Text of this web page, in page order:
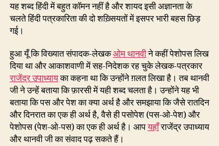
यह शब्द हिंदी में बहुत कॉमन नहीं है और शायद इसी अज्ञानता के
चलते हिंदी पत्रकारिता की दो शख़्सियतों में इसपर भारी बहस छिड़
गई।
हुआ यूँ कि विख्यात संपादक-लेखकओम थानवीने कहीं पेशोपस लिख
दिया था और आकाशवाणी में सह-निदेशक रह चुके लेखक-पत्रकार
राजेंद्र उपाध्यायका कहना था कि उन्होंने ग़लत लिखा है। तब थानवी
जी ने उन्हें बताया कि फ़ारसी में यही शब्द चलता है। उन्होंने यह भी
बताया कि पस और पेश का क्या अर्थ है और समझाया कि जैसे रातदिन
और दिनरात का एक ही अर्थ है, वैसे ही पसोपेश (पस-ओ-पेश) और
पेशोपस (पेश-ओ-पस) का एक ही अर्थ है। आपयहाँराजेंद्र उपाध्याय
और थानवी जी का संवाद पढ़ सकते हैं।